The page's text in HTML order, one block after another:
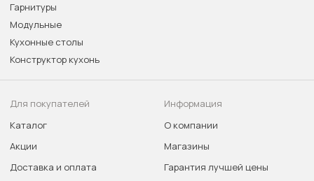
Гарнитуры
Модульные
Кухонные столы
Конструктор кухонь
Для покупателей
Каталог
Акции
Доставка и оплата
Информация
О компании
Магазины
Гарантия лучшей цены